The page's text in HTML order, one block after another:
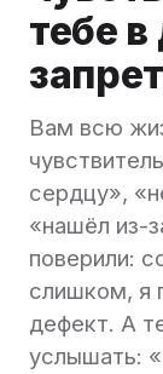
тебе в
Вам всю
сердцу»,
«нашёл из-
поверили:
слишком, я
дефект. А
услышать: